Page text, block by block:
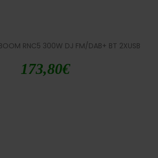
RNC5 300W DJ FM/DAB+ BT 2XUSB
173,80€